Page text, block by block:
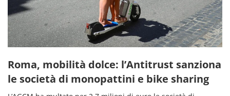
Roma, mobilità dolce: l’Antitrust sanziona
le società di monopattini e bike sharing